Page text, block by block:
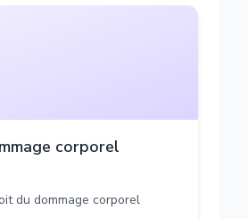
corporel
du dommage corporel